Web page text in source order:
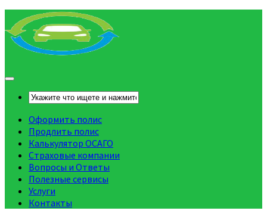
Оформить полис
Продлить полис
Калькулятор ОСАГО
Страховые компании
Вопросы и Ответы
Полезные сервисы
Услуги
Контакты